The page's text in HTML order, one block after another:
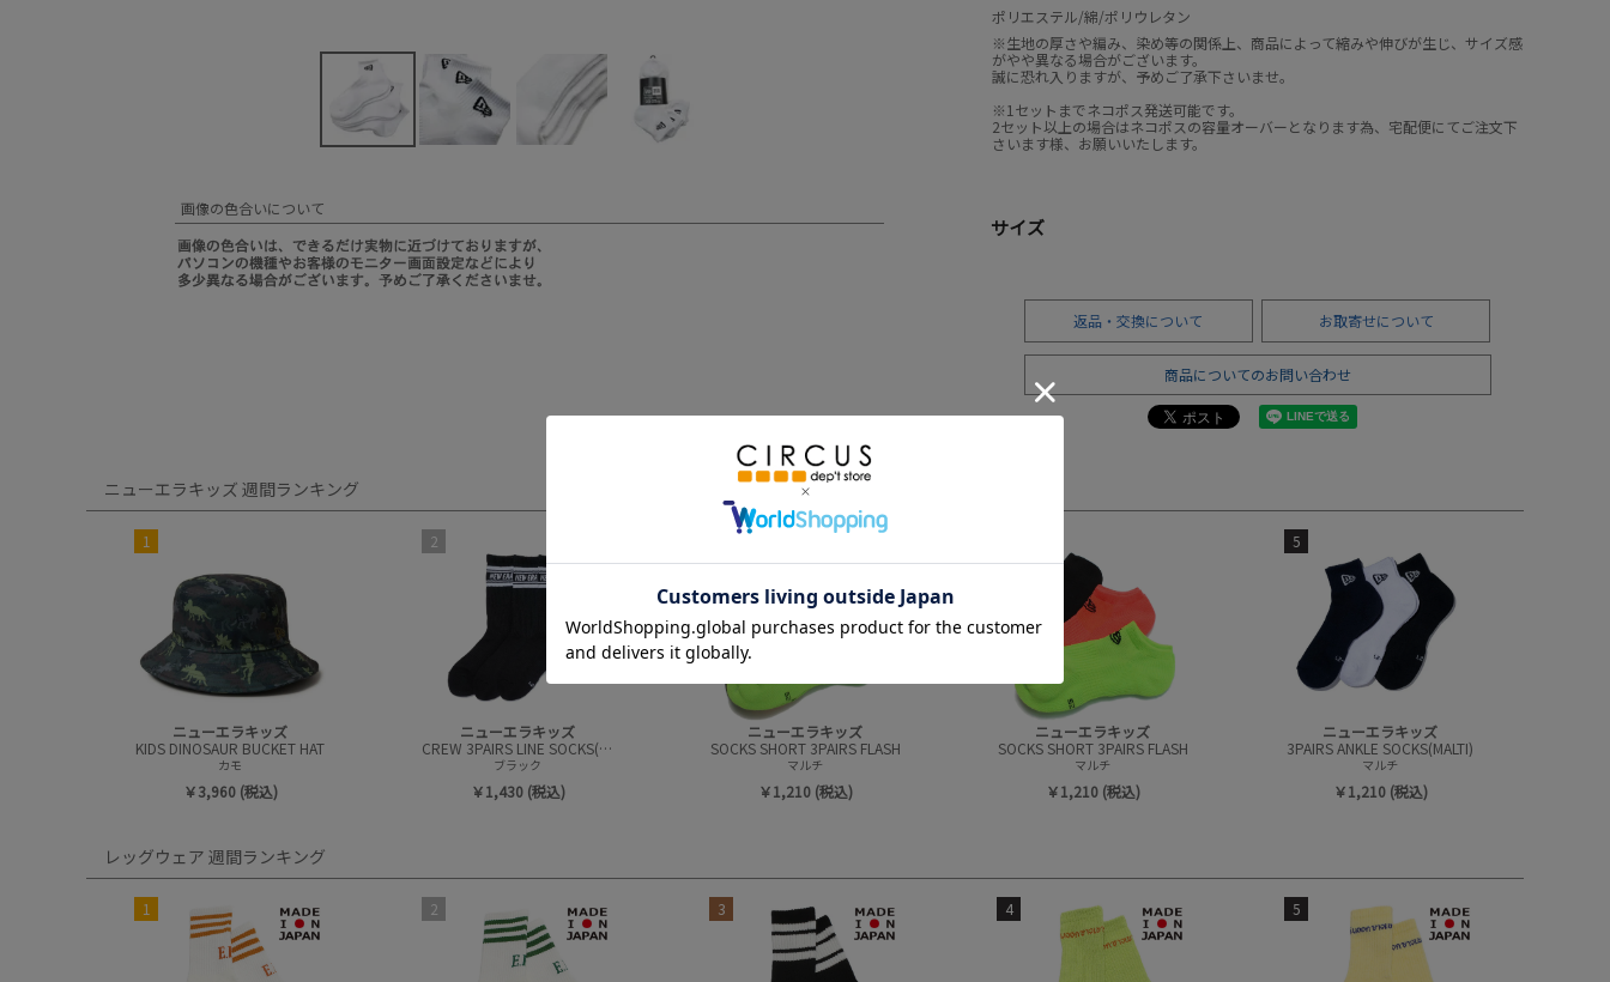
画像の色合いについて
ポリエステル/綿/ポリウレタン
※生地の厚さや編み、染め等の関係上、商品によって縮みや伸びが生じ、サイズ感
がやや異なる場合がございます。
誠に恐れ入りますが、予めご了承下さいませ。
※1セットまでネコポス発送可能です。
2セット以上の場合はネコポスの容量オーバーとなります為、宅配便にてご注文下
さいます様、お願いいたします。
サイズ
返品・交換について お取寄せについて
商品についてのお問い合わせ
ニューエラキッズ 週間ランキング
1
ニューエラキッズ
KIDS DINOSAUR BUCKET HAT
カモ
￥3,960 (税込)
2
ニューエラキッズ
CREW 3PAIRS LINE SOCKS(BLACK)
ブラック
￥1,430 (税込)
ニューエラキッズ
SOCKS SHORT 3PAIRS FLASH
マルチ
￥1,210 (税込)
ニューエラキッズ
SOCKS SHORT 3PAIRS FLASH
マルチ
￥1,210 (税込)
5
ニューエラキッズ
3PAIRS ANKLE SOCKS(MALTI)
マルチ
￥1,210 (税込)
レッグウェア 週間ランキング
1 2 3 4 5